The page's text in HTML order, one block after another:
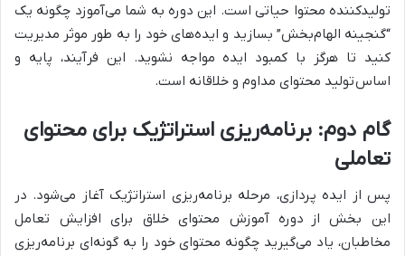
تولیدکننده محتوا حیاتی است. این دوره به شما می‌آموزد چگونه یک
“گنجینه الهام‌بخش” بسازید و ایده‌های خود را به طور موثر مدیریت
کنید تا هرگز با کمبود ایده مواجه نشوید. این فرآیند، پایه و
اساستولید محتوای مداوم و خلاقانه است.
گام دوم: برنامه‌ریزی استراتژیک برای محتوای
تعاملی
پس از ایده پردازی، مرحله برنامه‌ریزی استراتژیک آغاز می‌شود. در
این بخش از دوره آموزش محتوای خلاق برای افزایش تعامل
مخاطبان، یاد می‌گیرید چگونه محتوای خود را به گونه‌ای برنامه‌ریزی